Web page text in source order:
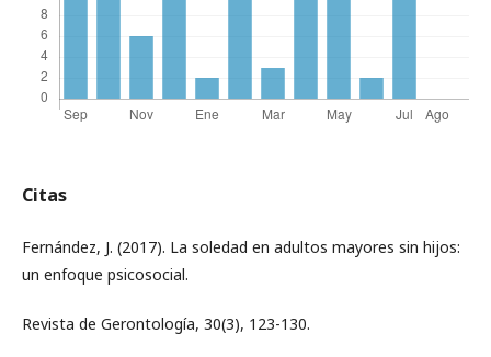
Citas
Fernández, J. (2017). La soledad en adultos mayores sin hijos:
un enfoque psicosocial.
Revista de Gerontología, 30(3), 123-130.